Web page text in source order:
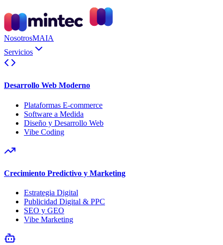
NosotrosMAIA
Servicios
Desarrollo Web Moderno
Plataformas E-commerce
Software a Medida
Diseño y Desarrollo Web
Vibe Coding
Crecimiento Predictivo y Marketing
Estrategia Digital
Publicidad Digital & PPC
SEO y GEO
Vibe Marketing